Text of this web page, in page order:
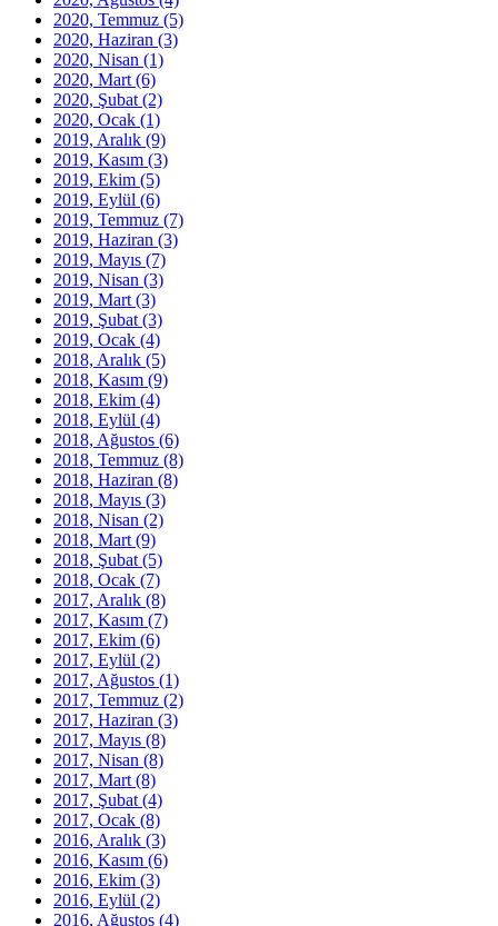
2020, Temmuz (5)
2020, Haziran (3)
2020, Nisan (1)
2020, Mart (6)
2020, Şubat (2)
2020, Ocak (1)
2019, Aralık (9)
2019, Kasım (3)
2019, Ekim (5)
2019, Eylül (6)
2019, Temmuz (7)
2019, Haziran (3)
2019, Mayıs (7)
2019, Nisan (3)
2019, Mart (3)
2019, Şubat (3)
2019, Ocak (4)
2018, Aralık (5)
2018, Kasım (9)
2018, Ekim (4)
2018, Eylül (4)
2018, Ağustos (6)
2018, Temmuz (8)
2018, Haziran (8)
2018, Mayıs (3)
2018, Nisan (2)
2018, Mart (9)
2018, Şubat (5)
2018, Ocak (7)
2017, Aralık (8)
2017, Kasım (7)
2017, Ekim (6)
2017, Eylül (2)
2017, Ağustos (1)
2017, Temmuz (2)
2017, Haziran (3)
2017, Mayıs (8)
2017, Nisan (8)
2017, Mart (8)
2017, Şubat (4)
2017, Ocak (8)
2016, Aralık (3)
2016, Kasım (6)
2016, Ekim (3)
2016, Eylül (2)
2016, Ağustos (4)